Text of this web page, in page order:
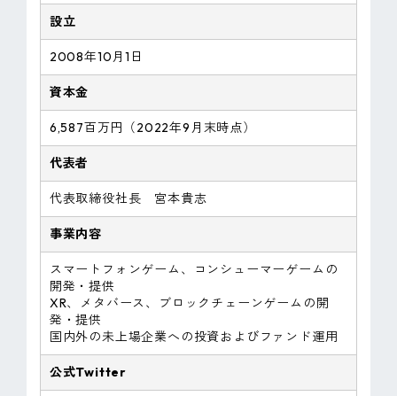
設立
2008年10月1日
資本金
6,587百万円（2022年9月末時点）
代表者
代表取締役社長 宮本貴志
事業内容
スマートフォンゲーム、コンシューマーゲームの
開発・提供
XR、メタバース、ブロックチェーンゲームの開
発・提供
国内外の未上場企業への投資およびファンド運用
公式Twitter